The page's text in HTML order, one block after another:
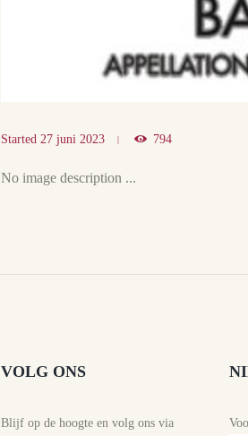
Started 27 juni 2023 794
No image description ...
VOLG ONS
Blijf op de hoogte en volg ons via